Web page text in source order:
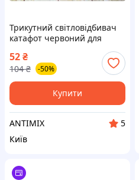
Трикутний світловідбивач
катафот червоний для
причепів збільшує
видимість
52₴
104 ₴ -50%
Купити
ANTIMIX
5
Київ